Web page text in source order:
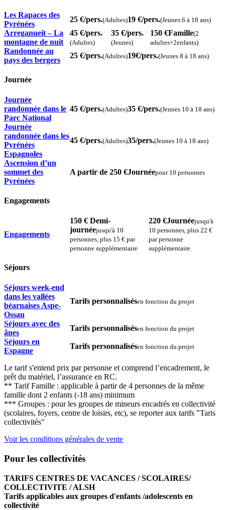
Les Rapaces des
Pyrénées
25 €/pers.(Adultes)19 €/pers.(Jeunes 6 à 18 ans)
Arreganueit – La
montagne de nuit
45 €/pers.
(Adultes)
35 €/pers.
(Jeunes)
150 €Famille(2
adultes+2enfants)
Randonnée au
pays des bergers
25 €/pers.(Adultes)19€/pers.(Jeunes 8 à 18 ans)
Journée
Journée
randonnée dans le
Parc National
45 €/pers.(Adultes)35 €/pers.(Jeunes 10 à 18 ans)
Journée
randonnée dans les
Pyrénées
Espagnoles
45 €/pers.(Adultes)35/pers.(Jeunes 10 à 18 ans)
Ascension d’un
sommet des
Pyrénées
A partir de 250 €Journéepour 10 personnes
Engagements
Engagements
150 € Demi-
journéejusqu'à 10
personnes, plus 15 € par
personne supplémentaire
220 €Journéejusqu'à
10 personnes, plus 22 €
par personne
supplémentaire.
Séjours
Séjours week-end
dans les vallées
béarnaises Aspe-
Ossau
Tarifs personnalisésen fonction du projet
Séjours avec des
ânes
Tarifs personnalisésen fonction du projet
Séjours en
Espagne
Tarifs personnalisésen fonction du projet
Le tarif s'entend prix par personne et comprend l’encadrement, le
prêt du matériel, l’assurance en RC.
** Tarif Famille : applicable à partir de 4 personnes de la même
famille dont 2 enfants (-18 ans) minimum
*** Groupes : pour les groupes de mineurs encadrés en collectivité
(scolaires, foyers, centre de loisirs, etc), se reporter aux tarifs "Taris
collectivités"
Voir les conditions générales de vente
Pour les collectivités
TARIFS CENTRES DE VACANCES / SCOLAIRES/
COLLECTIVITE / ALSH
Tarifs applicables aux groupes d'enfants /adolescents en
collectivité